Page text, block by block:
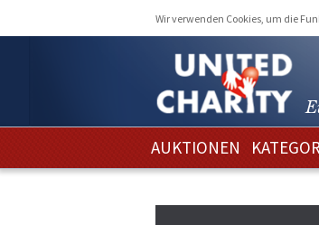
Wir verwenden Cookies, um die
AUKTIONEN